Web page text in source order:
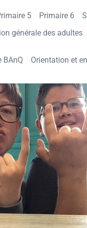
5 Primaire 6
générale des adultes
BAnQ Orientation et